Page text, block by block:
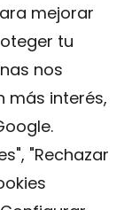
mejorar
tu
nos
más interés,
"Rechazar